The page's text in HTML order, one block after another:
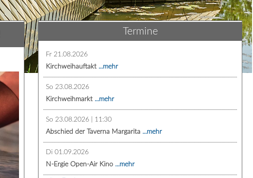
Termine
Fr 21.08.2026
Kirchweihauftakt ...mehr
So 23.08.2026
Kirchweihmarkt ...mehr
So 23.08.2026 | 11:30
Abschied der Taverna Margarita ...mehr
Di 01.09.2026
N-Ergie Open-Air Kino ...mehr